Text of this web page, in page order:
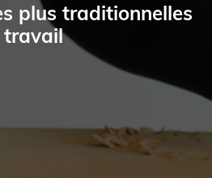
plus traditionnelles
travail